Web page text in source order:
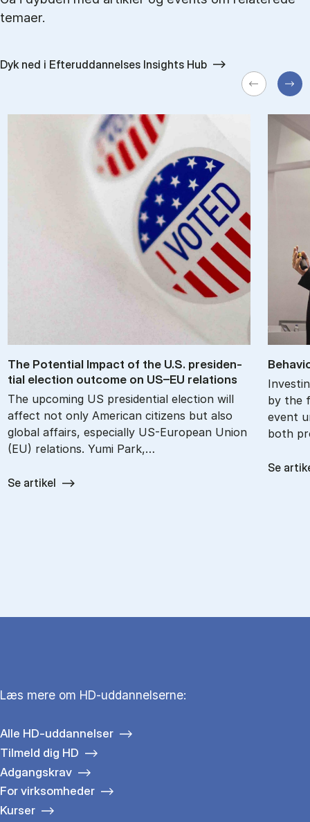
temaer.
Dyk ned i Efteruddannelses Insights Hub
The Po­ten­tial Im­pact of the U.S. pres­id­en­
tial elec­tion out­come on US–EU re­la­tions
The upcoming US presidential election will
affect not only American citizens but also
global affairs, especially US-European Union
(EU) relations. Yumi Park,…
Se artikel
by the
event
both
Se
Læs mere om HD-uddannelserne:
Alle HD-uddannelser
Tilmeld dig HD
Adgangskrav
For virksomheder
Kurser